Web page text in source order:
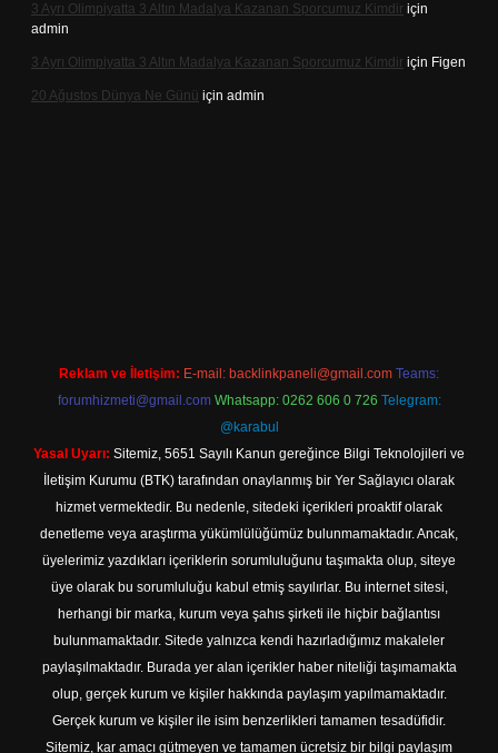
3 Ayrı Olimpiyatta 3 Altın Madalya Kazanan Sporcumuz Kimdir için
admin
3 Ayrı Olimpiyatta 3 Altın Madalya Kazanan Sporcumuz Kimdir için Figen
20 Ağustos Dünya Ne Günü için admin
Reklam ve İletişim: E-mail: backlinkpaneli@gmail.com Teams:
forumhizmeti@gmail.com Whatsapp: 0262 606 0 726 Telegram:
@karabul
Yasal Uyarı: Sitemiz, 5651 Sayılı Kanun gereğince Bilgi Teknolojileri ve
İletişim Kurumu (BTK) tarafından onaylanmış bir Yer Sağlayıcı olarak
hizmet vermektedir. Bu nedenle, sitedeki içerikleri proaktif olarak
denetleme veya araştırma yükümlülüğümüz bulunmamaktadır. Ancak,
üyelerimiz yazdıkları içeriklerin sorumluluğunu taşımakta olup, siteye
üye olarak bu sorumluluğu kabul etmiş sayılırlar. Bu internet sitesi,
herhangi bir marka, kurum veya şahıs şirketi ile hiçbir bağlantısı
bulunmamaktadır. Sitede yalnızca kendi hazırladığımız makaleler
paylaşılmaktadır. Burada yer alan içerikler haber niteliği taşımamakta
olup, gerçek kurum ve kişiler hakkında paylaşım yapılmamaktadır.
Gerçek kurum ve kişiler ile isim benzerlikleri tamamen tesadüfidir.
Sitemiz, kar amacı gütmeyen ve tamamen ücretsiz bir bilgi paylaşım